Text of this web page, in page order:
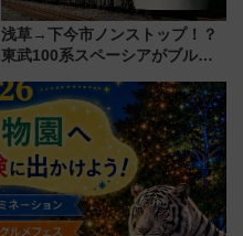
浅草→下今市ノンストップ！？
東武100系スペーシアがブルー
ー当時の停車駅」を再現 運転
時刻や特急券の買い方を紹介